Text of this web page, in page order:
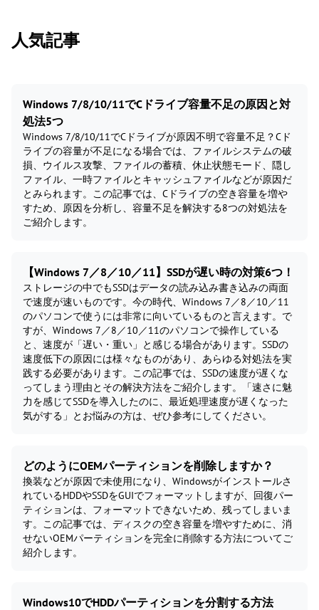
人気記事
Windows 7/8/10/11でCドライブ容量不足の原因と対
処法5つ
Windows 7/8/10/11でCドライブが原因不明で容量不足？Cド
ライブの容量が不足になる場合では、ファイルシステムの破
損、ウイルス攻撃、ファイルの蓄積、休止状態モード、隠し
ファイル、一時ファイルとキャッシュファイルなどが原因だ
とみられます。この記事では、Cドライブの空き容量を増や
すため、原因を分析し、容量不足を解決する8つの対処法を
ご紹介します。
【Windows 7／8／10／11】SSDが遅い時の対策6つ！
ストレージの中でもSSDはデータの読み込み書き込みの両面
で速度が速いものです。今の時代、Windows 7／8／10／11
のパソコンで使うには非常に向いているものと言えます。で
すが、Windows 7／8／10／11のパソコンで操作している
と、速度が「遅い・重い」と感じる場合があります。SSDの
速度低下の原因には様々なものがあり、あらゆる対処法を実
践する必要があります。この記事では、SSDの速度が遅くな
ってしまう理由とその解決方法をご紹介します。「速さに魅
力を感じてSSDを導入したのに、最近処理速度が遅くなった
気がする」とお悩みの方は、ぜひ参考にしてください。
どのようにOEMパーティションを削除しますか？
換装などが原因で未使用になり、Windowsがインストールさ
れているHDDやSSDをGUIでフォーマットしますが、回復パー
ティションは、フォーマットできないため、残ってしまいま
す。この記事では、ディスクの空き容量を増やすために、消
せないOEMパーティションを完全に削除する方法についてご
紹介します。
Windows10でHDDパーティションを分割する方法